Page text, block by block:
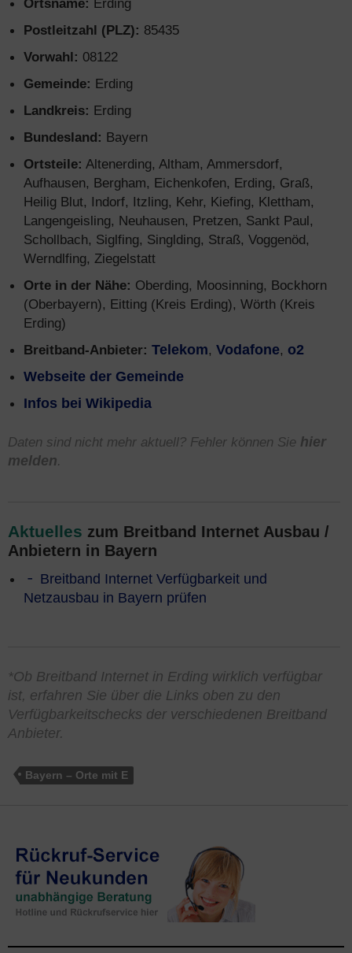
Ortsname: Erding
Postleitzahl (PLZ): 85435
Vorwahl: 08122
Gemeinde: Erding
Landkreis: Erding
Bundesland: Bayern
Ortsteile: Altenerding, Altham, Ammersdorf,
Aufhausen, Bergham, Eichenkofen, Erding, Graß,
Heilig Blut, Indorf, Itzling, Kehr, Kiefing, Klettham,
Langengeisling, Neuhausen, Pretzen, Sankt Paul,
Schollbach, Siglfing, Singlding, Straß, Voggenöd,
Werndlfing, Ziegelstatt
Orte in der Nähe: Oberding, Moosinning, Bockhorn
(Oberbayern), Eitting (Kreis Erding), Wörth (Kreis
Erding)
Breitband-Anbieter: Telekom, Vodafone, o2
Webseite der Gemeinde
Infos bei Wikipedia
Daten sind nicht mehr aktuell? Fehler können Sie hier
melden.
Aktuelles zum Breitband Internet Ausbau /
Anbietern in Bayern
Breitband Internet Verfügbarkeit und
Netzausbau in Bayern prüfen
*Ob Breitband Internet in Erding wirklich verfügbar
ist, erfahren Sie über die Links oben zu den
Verfügbarkeitschecks der verschiedenen Breitband
Anbieter.
Bayern – Orte mit E